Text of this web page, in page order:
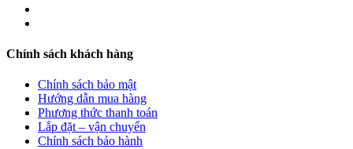
Chính sách khách hàng
Chính sách bảo mật
Hướng dẫn mua hàng
Phương thức thanh toán
Lắp đặt – vận chuyển
Chính sách bảo hành